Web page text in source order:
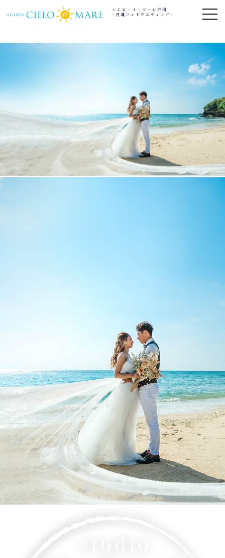
シエロ・イ・マーレ沖縄
~沖縄フォトウエディング~